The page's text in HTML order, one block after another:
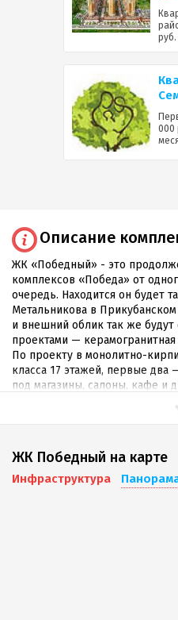
000
Описание
ЖК «Победный» - это
комплексов «Победа» от
очередь. Находится он будет
Метальникова в
и внешний облик так же
проектами —
По проекту в монолитно-
класса 17 этажей, первые
под магазины, салоны, кафе и
эксплуатацию, тем выше
аналогичные уже сданные
половиной раза дороже.
ЖК Победный на карте
Инфраструктура